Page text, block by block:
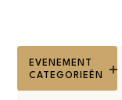
FILTERS
ALS
EVENEMENT
CATEGORIEËN